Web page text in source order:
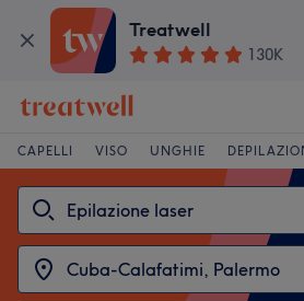
Treatwell
130K
CAPELLI VISO UNGHIE